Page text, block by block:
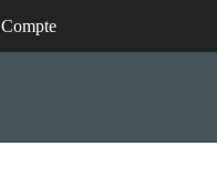
Compte